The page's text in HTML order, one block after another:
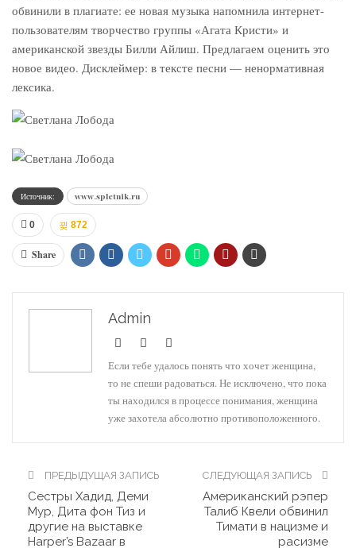
обвинили в плагиате: ее новая музыка напомнила интернет-
пользователям творчество группы «Агата Кристи» и
американской звезды Билли Айлиш. Предлагаем оценить это
новое видео. Дисклеймер: в тексте песни — ненормативная
лексика.
Источник: www.spletnik.ru
0 872
Share
Admin
Если тебе удалось понять что хочет женщина,
то не спеши радоваться. Не исключено, что пока
ты находился в процессе понимания, женщина
уже захотела абсолютно противоположенного.
ПРЕДЫДУЩАЯ ЗАПИСЬ
Сестры Хадид, Деми
Мур, Дита фон Тиз и
другие на выставке
Harper’s Bazaar в
СЛЕДУЮЩАЯ ЗАПИСЬ
Американский рэпер
Талиб Квели обвинил
Тимати в нацизме и
расизме